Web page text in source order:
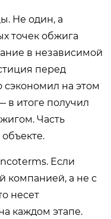
Не один, а
точек обжига
в независимой
перед
сэкономил на этом
в итоге получил
Часть
Если
компанией, а не с
несет
каждом этапе.